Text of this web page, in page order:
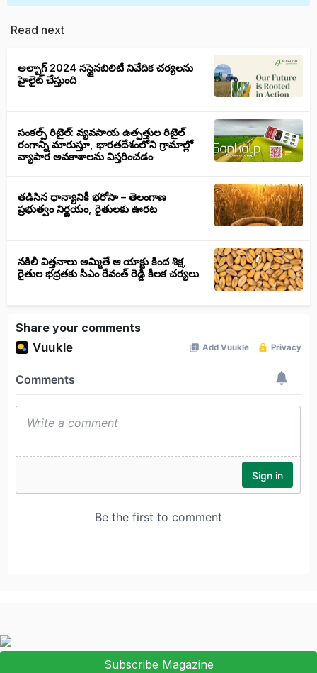
Read next
అల్బాగ్ 2024 సస్టైనబిలిటీ నివేదిక చర్యలను
హైలైట్ చేస్తుంది
సంకల్ప్ రిటైల్: వ్యవసాయ ఉత్పత్తుల రిటైల్
రంగాన్ని మారుస్తూ, భారతదేశంలోని గ్రామాల్లో
వ్యాపార అవకాశాలను విస్తరించడం
తడిసిన ధాన్యానికీ భరోసా – తెలంగాణ
ప్రభుత్వం నిర్ణయం, రైతులకు ఊరట
నకిలీ విత్తనాలు అమ్మితే ఆ యాక్టు కింద శిక్ష,
రైతుల భద్రతకు సీఎం రేవంత్ రెడ్డి కీలక చర్యలు
Share your comments
Subscribe Magazine